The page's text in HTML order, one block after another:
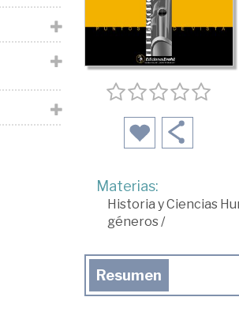
Materias:
Historia y Ciencias
géneros/
Resumen